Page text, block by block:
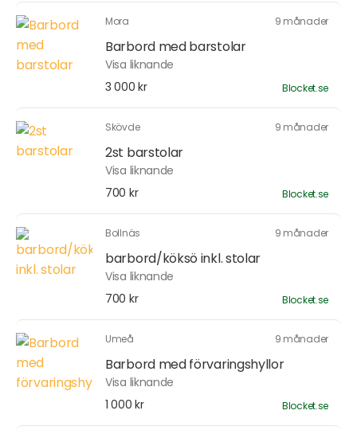
Mora 9 månader
Barbord med barstolar
Visa liknande
3 000 kr
Blocket.se
Skövde 9 månader
2st barstolar
Visa liknande
700 kr
Blocket.se
Bollnäs 9 månader
barbord/köksö inkl. stolar
Visa liknande
700 kr
Blocket.se
Umeå 9 månader
Barbord med förvaringshyllor
Visa liknande
1 000 kr
Blocket.se